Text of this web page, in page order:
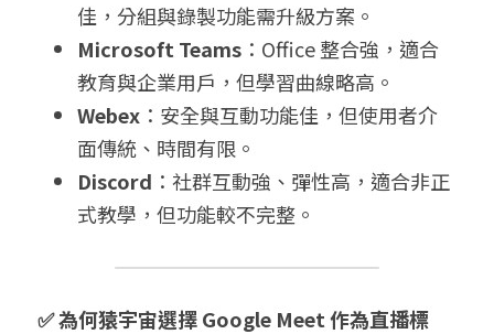
佳，分組與錄製功能需升級方案。
Microsoft Teams ：Office 整合強，適合
教育與企業用戶，但學習曲線略高。
Webex ：安全與互動功能佳，但使用者介
面傳統、時間有限。
Discord ：社群互動強、彈性高，適合非正
式教學，但功能較不完整。
✅ 為何猿宇宙選擇 Google Meet 作為直播標